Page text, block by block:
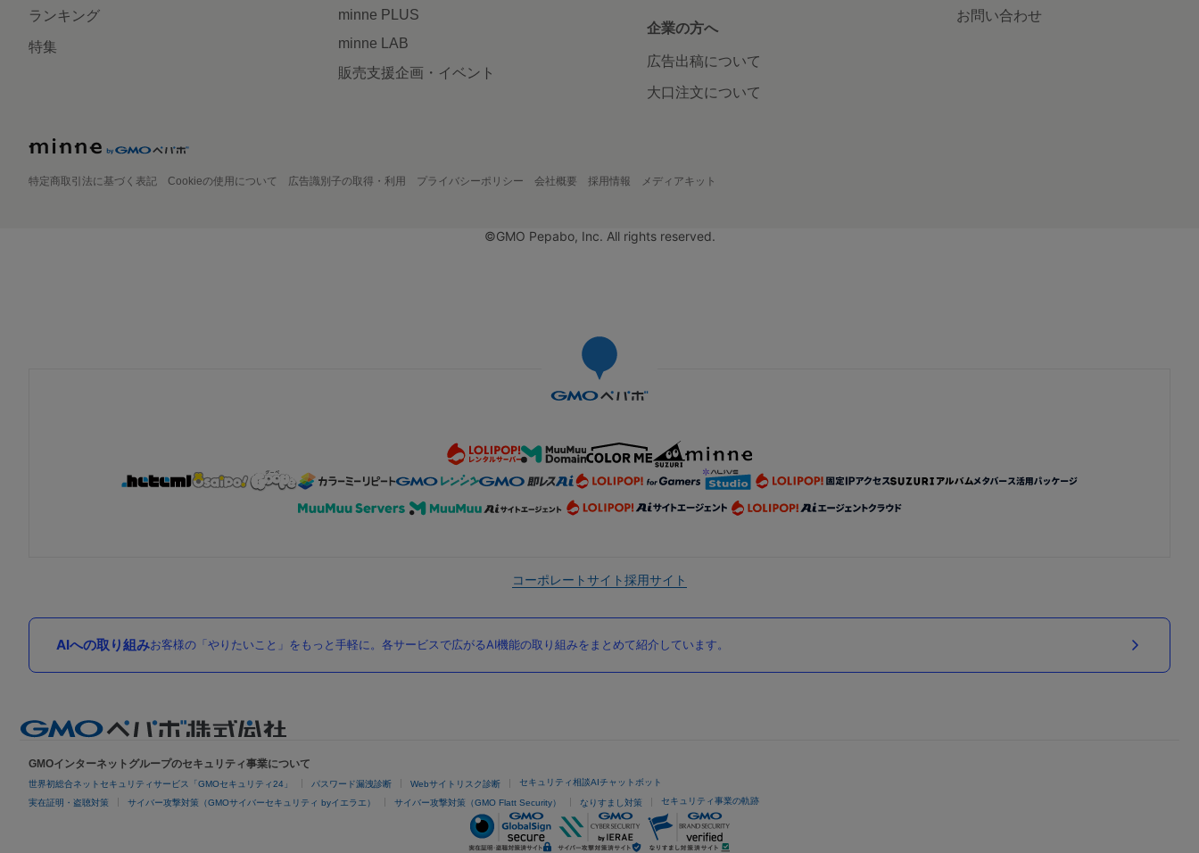
ランキング
特集
minne PLUS
minne LAB
販売支援企画・イベント
企業の方へ
広告出稿について
大口注文について
お問い合わせ
特定商取引法に基づく表記 Cookieの使用について 広告識別子の取得・利用 プライバシーポリシー 会社概要 採用情報 メディアキット
©GMO Pepabo, Inc. All rights reserved.
コーポレートサイト採用サイト
AIへの取り組みお客様の「やりたいこと」をもっと手軽に。各サービスで広がるAI機能の取り組みをまとめて紹介しています。
GMOインターネットグループのセキュリティ事業について
世界初総合ネットセキュリティサービス「GMOセキュリティ24」 パスワード漏洩診断 Webサイトリスク診断 セキュリティ相談AIチャットボット
実在証明・盗聴対策 サイバー攻撃対策（GMOサイバーセキュリティ byイエラエ） サイバー攻撃対策（GMO Flatt Security） なりすまし対策 セキュリティ事業の軌跡